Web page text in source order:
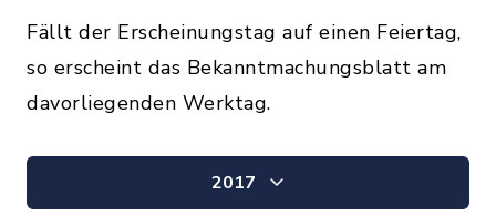
Fällt der Erscheinungstag auf einen Feiertag,
so erscheint das Bekanntmachungsblatt am
davorliegenden Werktag.
2017